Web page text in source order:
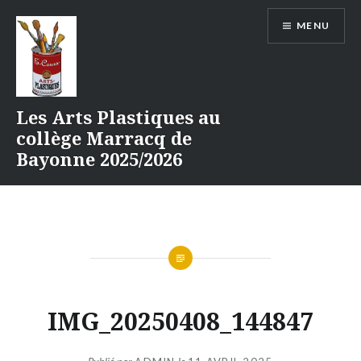
contenu
Les Arts Plastiques au
collège Marracq de
Bayonne 2025/2026
MENU
IMG_20250408_144847